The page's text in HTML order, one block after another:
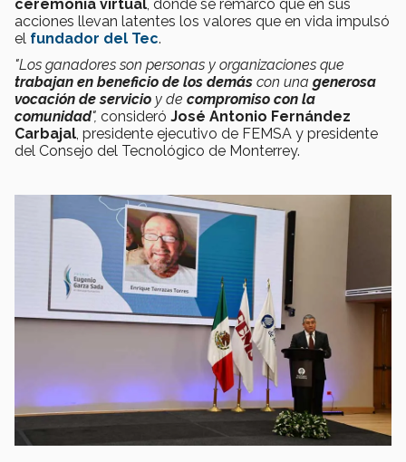
ceremonia virtual , donde se remarcó que en sus
acciones llevan latentes los valores que en vida impulsó
el fundador del Tec.
"Los ganadores son personas y organizaciones que
trabajan en beneficio de los demás con una generosa
vocación de servicio y de compromiso con la
comunidad", consideró José Antonio Fernández
Carbajal , presidente ejecutivo de FEMSA y presidente
del Consejo del Tecnológico de Monterrey.